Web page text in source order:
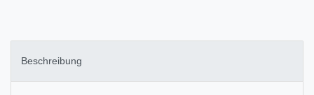
Beschreibung